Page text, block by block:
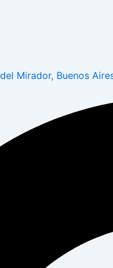
Mirador, Buenos